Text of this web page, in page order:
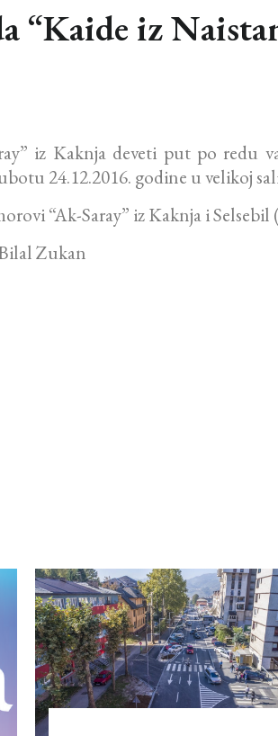
“Kaide iz
iz Kaknja deveti put po redu
24.12.2016. godine u velikoj
“Ak-Saray” iz Kaknja i
Zukan